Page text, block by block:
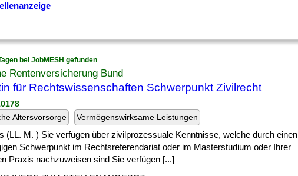
bei JobMESH gefunden
Rentenversicherung Bund
für Rechtswissenschaften Schwerpunkt Zivilrecht
Altersvorsorge
Vermögenswirksame Leistungen
(LL. M. ) Sie verfügen über zivilprozessuale Kenntnisse, welche durch einen
Schwerpunkt im Rechtsreferendariat oder im Masterstudium oder Ihrer
Praxis nachzuweisen sind Sie verfügen [...]